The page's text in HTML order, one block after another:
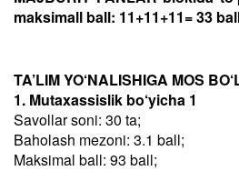
maksimall ball: 11+11+11= 33
TA’LIM YO‘NALISHIGA MOS
1. Mutaxassislik bo‘yicha 1
Savollar soni: 30 ta;
Baholash mezoni: 3.1 ball;
Maksimal ball: 93 ball;